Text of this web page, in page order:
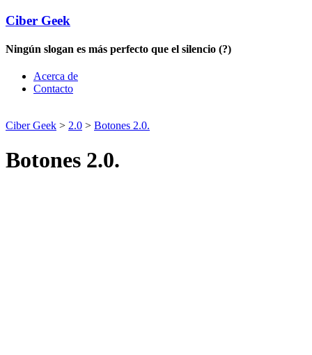
Ciber Geek
Ningún slogan es más perfecto que el silencio (?)
Acerca de
Contacto
Ciber Geek > 2.0 > Botones 2.0.
Botones 2.0.